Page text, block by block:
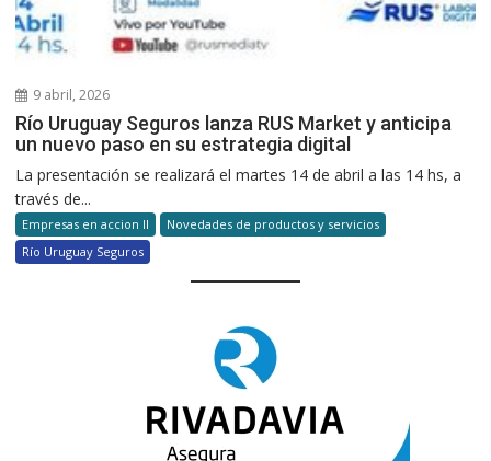
9 abril, 2026
Río Uruguay Seguros lanza RUS Market y anticipa
un nuevo paso en su estrategia digital
La presentación se realizará el martes 14 de abril a las 14 hs, a
través de...
Empresas en accion II
Novedades de productos y servicios
Río Uruguay Seguros